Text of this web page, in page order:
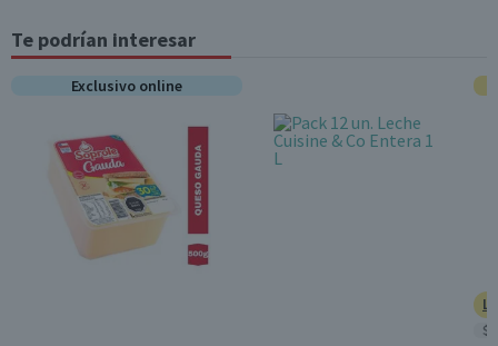
Tipo de Producto
Papel Higiénico
Largo del Rollo
Material
Papel
Contenido
Te podrían interesar
Exclusivo online